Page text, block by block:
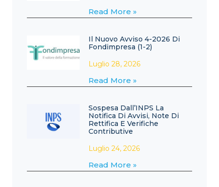
Read More »
Il Nuovo Avviso 4-2026 Di
Fondimpresa (1-2)
Luglio 28, 2026
Read More »
Sospesa Dall’INPS La
Notifica Di Avvisi, Note Di
Rettifica E Verifiche
Contributive
Luglio 24, 2026
Read More »